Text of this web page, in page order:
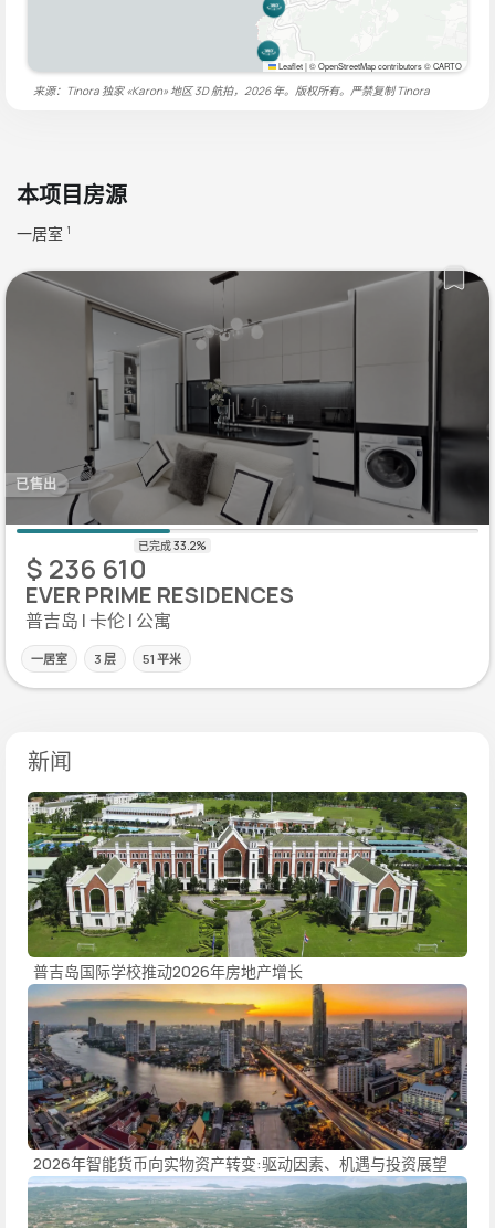
Leaflet|© OpenStreetMap contributors © CARTO
来源：Tinora 独家 «Karon» 地区 3D 航拍，2026 年。版权所有。严禁复制Tinora
本项目房源
一居室 1
已售出
$ 236 610
EVER PRIME RESIDENCES
普吉岛 | 卡伦 | 公寓
一居室 3 层 51 平米
新闻
普吉岛国际学校推动2026年房地产增长
2026年智能货币向实物资产转变:驱动因素、机遇与投资展望